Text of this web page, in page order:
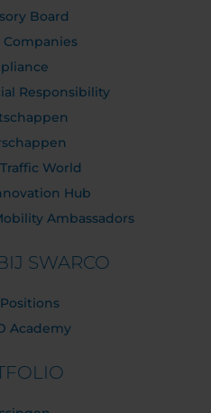
Board
Companies
Responsibility
World
Hub
Ambassadors
SWARCO
Academy